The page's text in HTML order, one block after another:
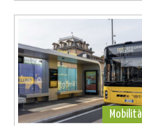
Mobilità